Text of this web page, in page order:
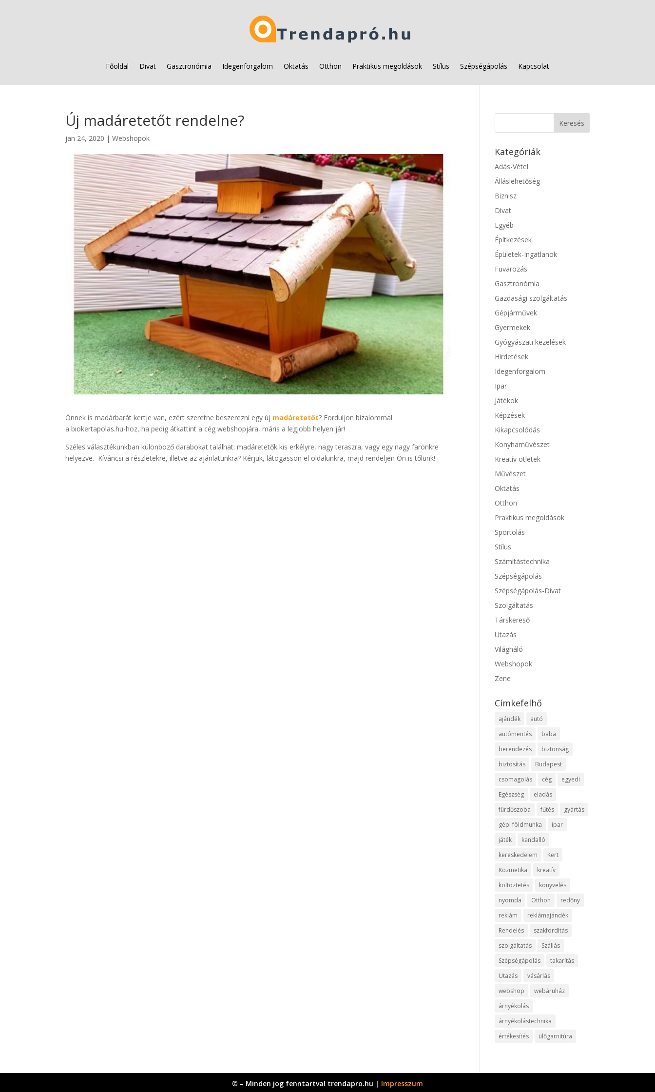
Főoldal Divat Gasztronómia Idegenforgalom Oktatás Otthon Praktikus megoldások Stílus Szépségápolás Kapcsolat
Új madáretetőt rendelne?
jan 24, 2020 |Webshopok
Önnek is madárbarát kertje van, ezért szeretne beszerezni egy új madáretetőt? Forduljon bizalommal
a biokertapolas.hu-hoz, ha pedig átkattint a cég webshopjára, máris a legjobb helyen jár!
Széles választékunkban különböző darabokat találhat: madáretetők kis erkélyre, nagy teraszra, vagy egy nagy farönkre
helyezve. Kíváncsi a részletekre, illetve az ajánlatunkra? Kérjük, látogasson el oldalunkra, majd rendeljen Ön is tőlünk!
Kategóriák
Adás-Vétel
Álláslehetőség
Biznisz
Divat
Egyéb
Építkezések
Épületek-Ingatlanok
Fuvarozás
Gasztronómia
Gazdasági szolgáltatás
Gépjárművek
Gyermekek
Gyógyászati kezelések
Hirdetések
Idegenforgalom
Ipar
Játékok
Képzések
Kikapcsolódás
Konyhaművészet
Kreatív ötletek
Művészet
Oktatás
Otthon
Praktikus megoldások
Sportolás
Stílus
Számítástechnika
Szépségápolás
Szépségápolás-Divat
Szolgáltatás
Társkereső
Utazás
Világháló
Webshopok
Zene
Címkefelhő
ajándék
autó
autómentés
baba
berendezés
biztonság
biztosítás
Budapest
csomagolás
cég
egyedi
Egészség
eladás
fürdőszoba
fűtés
gyártás
gépi földmunka
ipar
játék
kandalló
kereskedelem
Kert
Kozmetika
kreatív
költöztetés
könyvelés
nyomda
Otthon
redőny
reklám
reklámajándék
Rendelés
szakfordítás
szolgáltatás
Szállás
Szépségápolás
takarítás
Utazás
vásárlás
webshop
webáruház
árnyékolás
árnyékolástechnika
értékesítés
ülőgarnitúra
© – Minden jog fenntartva! trendapro.hu | Impresszum